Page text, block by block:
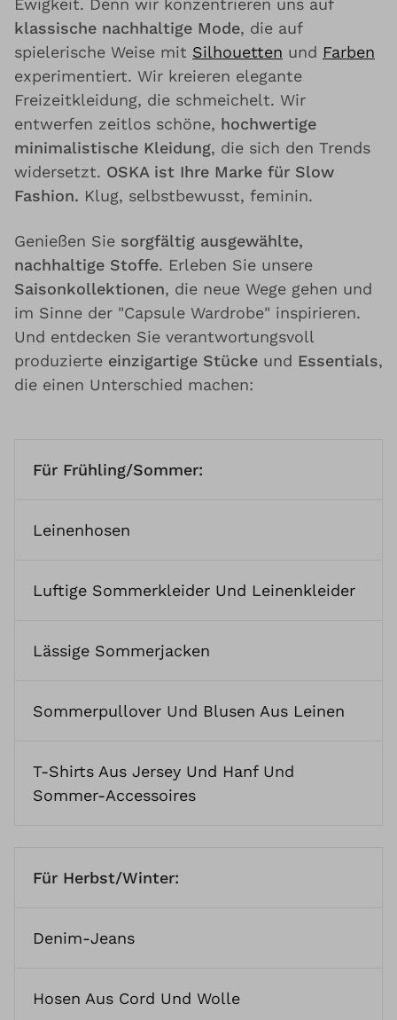
Ewigkeit. Denn wir konzentrieren uns auf
klassische nachhaltige Mode, die auf
spielerische Weise mit Silhouetten und Farben
experimentiert. Wir kreieren elegante
Freizeitkleidung, die schmeichelt. Wir
entwerfen zeitlos schöne, hochwertige
minimalistische Kleidung, die sich den Trends
widersetzt. OSKA ist Ihre Marke für Slow
Fashion. Klug, selbstbewusst, feminin.
Genießen Sie sorgfältig ausgewählte,
nachhaltige Stoffe. Erleben Sie unsere
Saisonkollektionen, die neue Wege gehen und
im Sinne der "Capsule Wardrobe" inspirieren.
Und entdecken Sie verantwortungsvoll
produzierte einzigartige Stücke und Essentials,
die einen Unterschied machen:
Für Frühling/Sommer:
Leinenhosen
Luftige Sommerkleider Und Leinenkleider
Lässige Sommerjacken
Sommerpullover Und Blusen Aus Leinen
T-Shirts Aus Jersey Und HanfUnd
Sommer-Accessoires
Für Herbst/Winter:
Denim-Jeans
Hosen Aus Cord Und Wolle